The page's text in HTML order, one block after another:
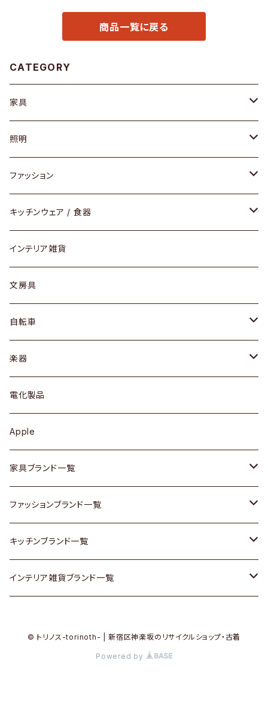
商品一覧に戻る
CATEGORY
家具
ソファ / ベンチ
チェア / スツール
ダイニングセット / ダイニングテーブル
ローテーブル / サイドテーブル
デスク / コンソール
ドレッサー
シェルフ
キュリオケース / 飾り棚
カップボード / 食器棚
チェスト
その他家具
Vintageヴィンテージ / Antiqueアンティーク
Designers / デザイナーズ
照明
ペンダントライト
テーブルランプ / デスクスタンド
フロアライト
ファッション
アクセサリー
リング
ピアス / イヤリング
財布
バッグ
アウター
トップス
ワンピース
ボトムス
靴
スカーフ
腕時計
Vintage / ヴィンテージ
キッチンウェア / 食器
グラス / タンブラー
カップ / マグ
プレート / ボウル
カトラリー
ケトル / ティーポット
鍋 / フライパン
Vintage / ヴィンテージ
銀製品
和物 / 作家物
その他キッチン雑貨
インテリア雑貨
文房具
自転車
dahon
楽器
ギター
ベース
その他楽器
電化製品
Apple
家具ブランド一覧
ACME Furniture / アクメ ファニチャー
ACTUS / アクタス
arflex / アルフレックス
ファッションブランド一覧
agnes b / アニエス ベー
BALLY / バリー
キッチンブランド一覧
ARABIA / アラビア
インテリア雑貨ブランド一覧
© トリノス-torinoth- | 新宿区神楽坂のリサイクルショップ・古着
Powered by